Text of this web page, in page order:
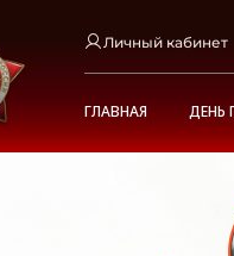
Личный кабинет
ГЛАВНАЯ ДЕНЬ